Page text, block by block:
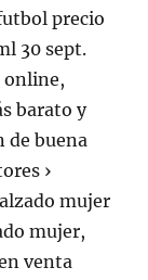
precio
30 sept.
online,
barato y
de buena
›
mujer
mujer,
venta